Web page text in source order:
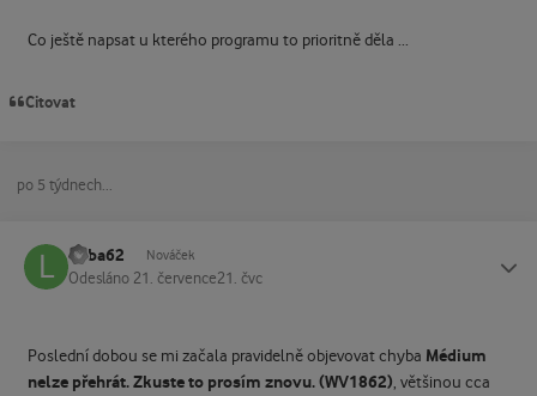
Co ještě napsat u kterého programu to prioritně děla ...
Citovat
po 5 týdnech...
Luba62 Nováček
Odesláno 21. července21. čvc
Poslední dobou se mi začala pravidelně objevovat chyba Médium
nelze přehrát. Zkuste to prosím znovu. (WV1862), většinou cca